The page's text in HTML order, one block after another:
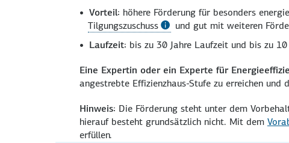
Vorteil: höhere Förder­ung für besonders
Tilgungszuschuss
und gut mit weiteren
Laufzeit: bis zu 30 Jahre Laufzeit und bis zu
Eine Expertin oder ein Experte für
angestrebte Effizienz­haus-Stufe zu erreichen
Hinweis: Die Förderung steht unter dem
hierauf besteht grund­sätzlich nicht. Mit dem
erfüllen.